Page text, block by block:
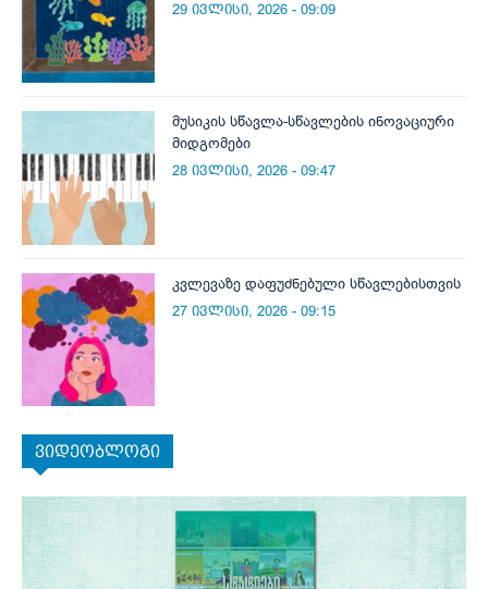
29 ივლისი, 2026 - 09:09
მუსიკის სწავლა-სწავლების ინოვაციური
მიდგომები
28 ივლისი, 2026 - 09:47
კვლევაზე დაფუძნებული სწავლებისთვის
27 ივლისი, 2026 - 09:15
ვიდეობლოგი